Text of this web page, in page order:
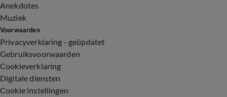
Anekdotes
Muziek
Voorwaarden
Privacyverklaring - geüpdatet
Gebruiksvoorwaarden
Cookieverklaring
Digitale diensten
Cookie instellingen